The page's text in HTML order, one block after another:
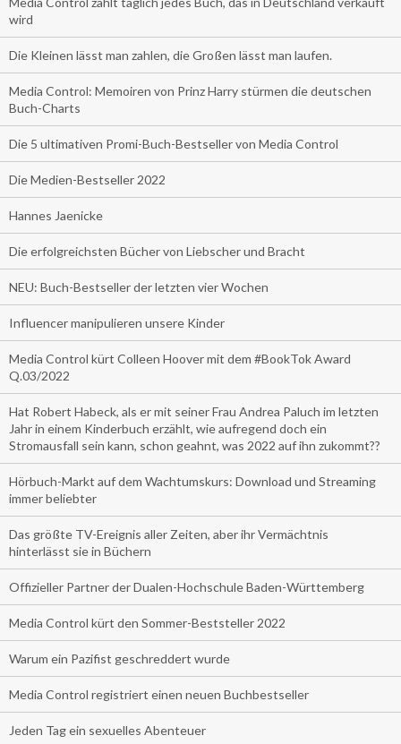
wird
Die Kleinen lässt man zahlen, die Großen lässt man laufen.
Media Control: Memoiren von Prinz Harry stürmen die deutschen
Buch-Charts
Die 5 ultimativen Promi-Buch-Bestseller von Media Control
Die Medien-Bestseller 2022
Hannes Jaenicke
Die erfolgreichsten Bücher von Liebscher und Bracht
NEU: Buch-Bestseller der letzten vier Wochen
Influencer manipulieren unsere Kinder
Media Control kürt Colleen Hoover mit dem #BookTok Award
Q.03/2022
Hat Robert Habeck, als er mit seiner Frau Andrea Paluch im letzten
Jahr in einem Kinderbuch erzählt, wie aufregend doch ein
Stromausfall sein kann, schon geahnt, was 2022 auf ihn zukommt??
Hörbuch-Markt auf dem Wachtumskurs: Download und Streaming
immer beliebter
Das größte TV-Ereignis aller Zeiten, aber ihr Vermächtnis
hinterlässt sie in Büchern
Offizieller Partner der Dualen-Hochschule Baden-Württemberg
Media Control kürt den Sommer-Beststeller 2022
Warum ein Pazifist geschreddert wurde
Media Control registriert einen neuen Buchbestseller
Jeden Tag ein sexuelles Abenteuer